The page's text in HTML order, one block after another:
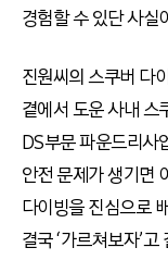
경험할 수 있단 사실
진원씨의 스쿠버 다
곁에서 도운 사내 스
DS부문 파운드리사
안전 문제가 생기면
다이빙을 진심으로
결국 ‘가르쳐보자’